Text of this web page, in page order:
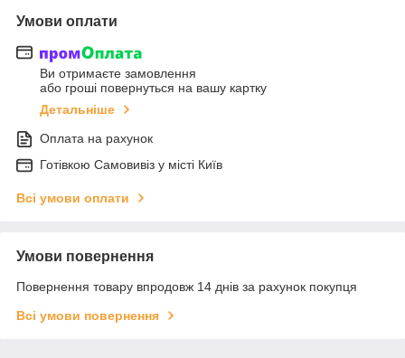
Умови оплати
Ви отримаєте замовлення
або гроші повернуться на вашу картку
Детальніше
Оплата на рахунок
Готiвкою Самовивiз у місті Київ
Всі умови оплати
Умови повернення
Повернення товару впродовж 14 днів за рахунок покупця
Всі умови повернення